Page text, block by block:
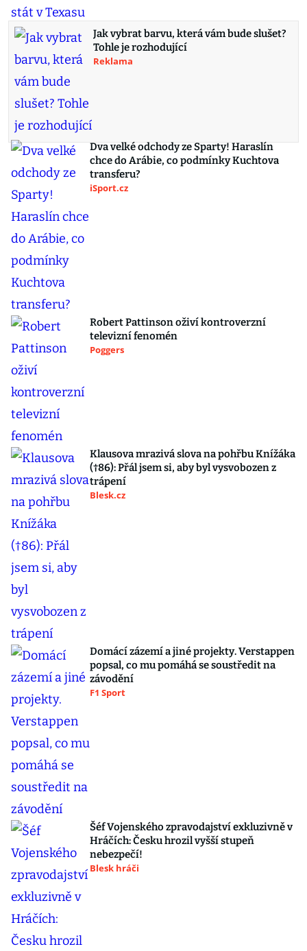
Jak vybrat barvu, která vám bude slušet?
Tohle je rozhodující
Reklama
Dva velké odchody ze Sparty! Haraslín
chce do Arábie, co podmínky Kuchtova
transferu?
iSport.cz
Robert Pattinson oživí kontroverzní
televizní fenomén
Poggers
Klausova mrazivá slova na pohřbu Knížáka
(†86): Přál jsem si, aby byl vysvobozen z
trápení
Blesk.cz
Domácí zázemí a jiné projekty. Verstappen
popsal, co mu pomáhá se soustředit na
závodění
F1 Sport
Šéf Vojenského zpravodajství exkluzivně v
Hráčích: Česku hrozil vyšší stupeň
nebezpečí!
Blesk hráči